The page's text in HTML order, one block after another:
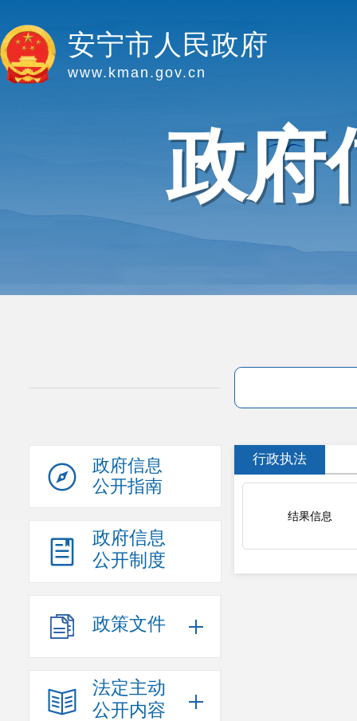
安宁市人民政府
www.kman.gov.cn
政府
政府信息
公开指南
政府信息
公开制度
政策文件
法定主动
公开内容
行政执法
结果信息